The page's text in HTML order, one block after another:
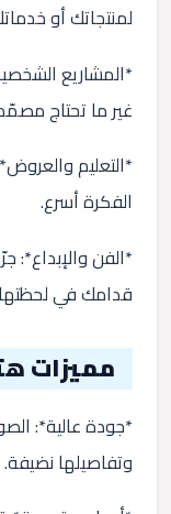
لمنتجاتك أو
*المشاريع
غير ما تحتاج
*التعليم
الفكرة أسرع.
*الفن والإبداع*:
قدامك في
مميزات
*جودة عالية*:
وتفاصيلها نضيفة.